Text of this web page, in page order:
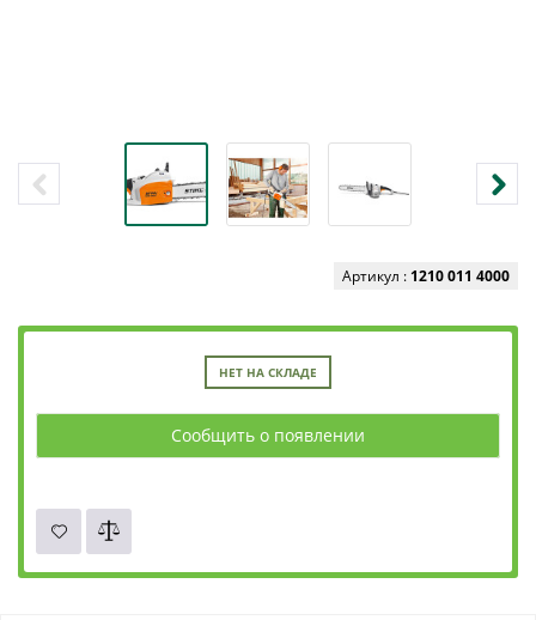
Артикул : 1210 011 4000
НЕТ НА СКЛАДЕ
Сообщить о появлении